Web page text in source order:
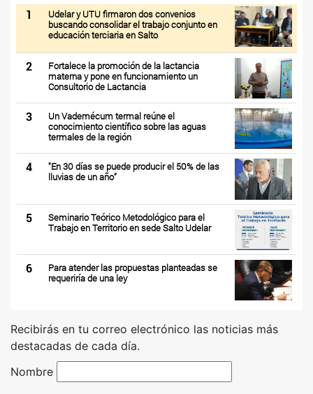
1
Udelar y UTU firmaron dos convenios
buscando consolidar el trabajo conjunto en
educación terciaria en Salto
2
Fortalece la promoción de la lactancia
materna y pone en funcionamiento un
Consultorio de Lactancia
3
Un Vademécum termal reúne el
conocimiento científico sobre las aguas
termales de la región
4
"En 30 días se puede producir el 50% de las
lluvias de un año”
5
Seminario Teórico Metodológico para el
Trabajo en Territorio en sede Salto Udelar
6
Para atender las propuestas planteadas se
requeriría de una ley
Recibirás en tu correo electrónico las noticias más
destacadas de cada día.
Nombre